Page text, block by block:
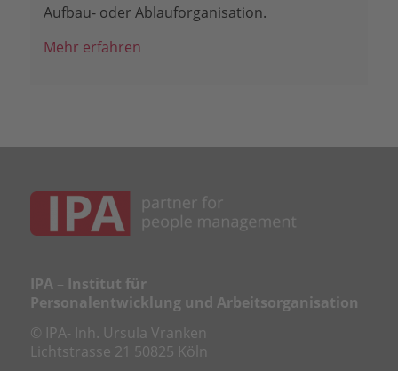
Aufbau- oder Ablauforganisation.
Mehr erfahren
IPA – Institut für
Personalentwicklung und Arbeitsorganisation
© IPA- Inh. Ursula Vranken
Lichtstrasse 21 50825 Köln